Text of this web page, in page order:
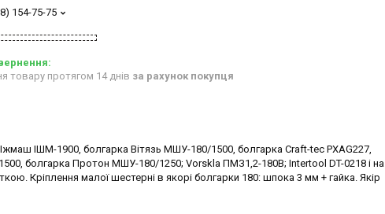
154-75-75
товару протягом 14 днів за рахунок покупця
ІШМ-1900, болгарка Вітязь МШУ-180/1500, болгарка Craft-tec PXAG227,
болгарка Протон МШУ-180/1250; Vorskla ПМЗ1,2-180B; Intertool DT-0218 і на
Кріплення малої шестерні в якорі болгарки 180: шпока 3 мм + гайка. Якір